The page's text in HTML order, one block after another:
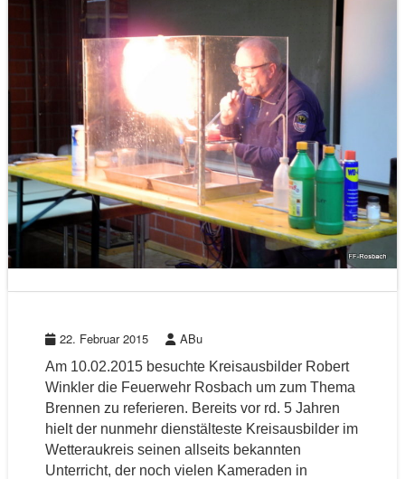
22. Februar 2015 ABu
Am 10.02.2015 besuchte Kreisausbilder Robert
Winkler die Feuerwehr Rosbach um zum Thema
Brennen zu referieren. Bereits vor rd. 5 Jahren
hielt der nunmehr dienstälteste Kreisausbilder im
Wetteraukreis seinen allseits bekannten
Unterricht, der noch vielen Kameraden in